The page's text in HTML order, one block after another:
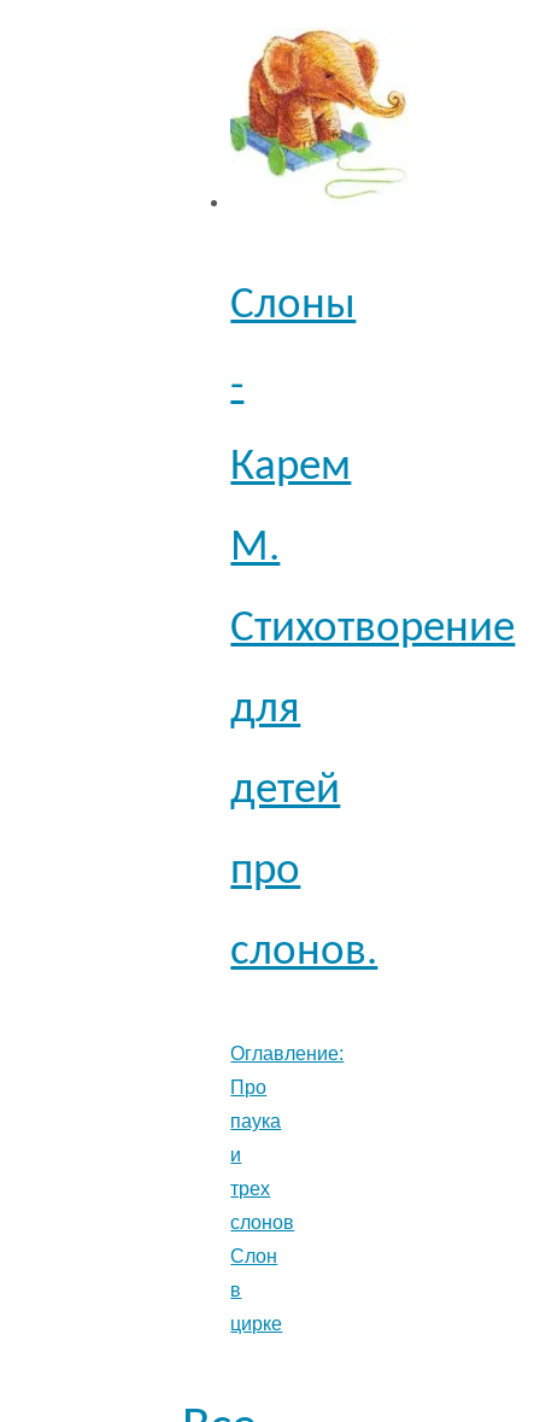
Слоны
-
Карем
М.
Стихотворение
для
детей
про
слонов.
Оглавление:
Про
паука
и
трех
слонов
Слон
в
цирке